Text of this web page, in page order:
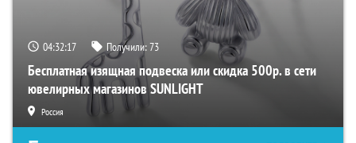
04:32:16 Получили:73
Бесплатная изящная подвеска или скидка 500р. в сети
ювелирных магазинов SUNLIGHT
Россия